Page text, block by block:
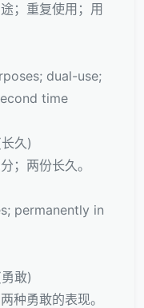
；重复使用；用
dual-use;
time
久)
；两份长久。
permanently in
敢)
种勇敢的表现。